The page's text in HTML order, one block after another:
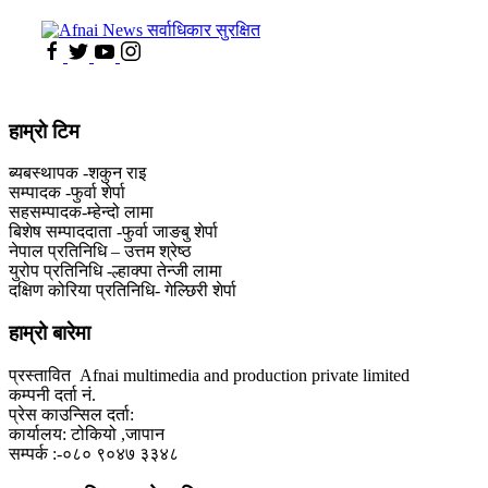
हाम्राे टिम
ब्यबस्थापक -शकुन राइ
सम्पादक -फुर्वा शेर्पा
सहसम्पादक-म्हेन्दो लामा
‍बिशेष सम्पाददाता -फुर्वा जा‌ङबु शेर्पा
नेपाल प्रतिनिधि – उत्तम श्रेष्ठ
युरोप प्रतिनिधि -ल्हाक्पा तेन्जी लामा
दक्षिण कोरिया प्रतिनिधि- गेल्छिरी शेर्पा
हाम्रो बारेमा
प्रस्तावित Afnai multimedia and production private limited
कम्पनी दर्ता नं.
प्रेस काउन्सिल दर्ता:
कार्यालय: टोकियो ,जापान
सम्पर्क :-०८० ९०४७ ३३४८